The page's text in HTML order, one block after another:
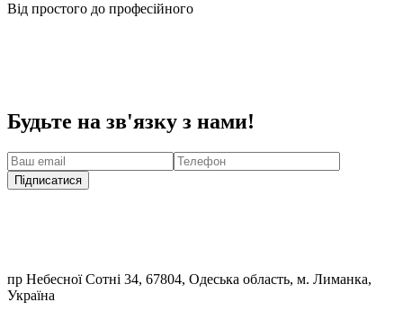
Від простого до професійного
Будьте на зв'язку з нами!
Підписатися
пр Небесної Сотні 34, 67804, Одеська область, м. Лиманка,
Україна